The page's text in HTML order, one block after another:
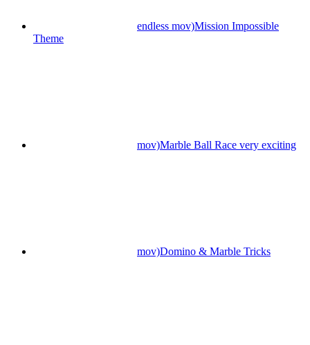
endless mov)Mission Impossible
Theme
mov)Marble Ball Race very exciting
mov)Domino & Marble Tricks